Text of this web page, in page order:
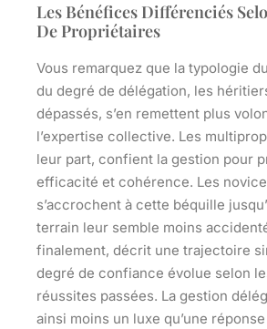
Les Bénéfices Différenciés
De Propriétaires
Vous remarquez que la typologie
du degré de délégation, les
dépassés, s’en remettent plus
l’expertise collective. Les
leur part, confient la gestion pour
efficacité et cohérence. Les
s’accrochent à cette béquille
terrain leur semble moins
finalement, décrit une trajectoire
degré de confiance évolue selon
réussites passées. La gestion
ainsi moins un luxe qu’une